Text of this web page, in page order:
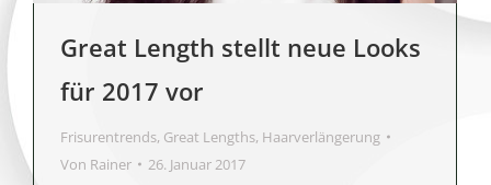
Great Length stellt neue Looks
für 2017 vor
Frisurentrends, Great Lengths, Haarverlängerung
Von Rainer 26. Januar 2017